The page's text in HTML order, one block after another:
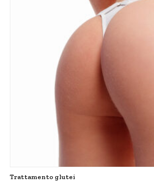
Trattamento glutei